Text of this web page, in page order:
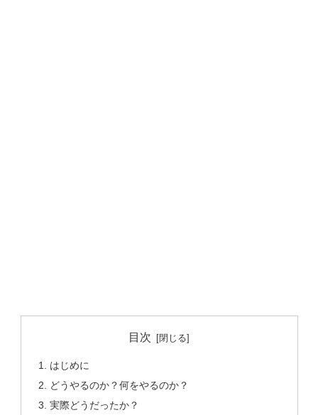
目次
はじめに
どうやるのか？何をやるのか？
実際どうだったか？